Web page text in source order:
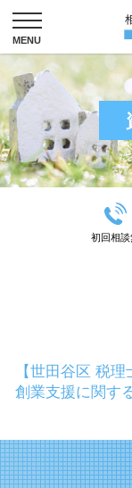
初回相
【世田谷区 税
創業支援に関す